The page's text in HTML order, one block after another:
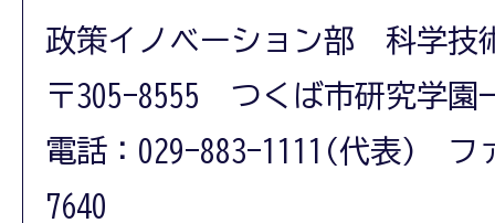
政策イノベーション部 科学技
〒305-8555 つくば市研究学園
電話：029-883-1111(代表) フ
7640